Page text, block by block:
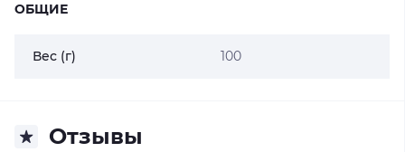
ОБЩИЕ
Вес (г) 100
Отзывы